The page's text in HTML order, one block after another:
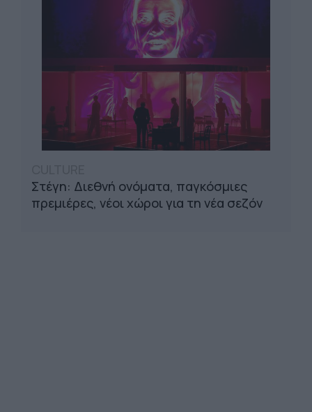
Στέγη: Διεθνή ονόματα, παγκόσμιες
πρεμιέρες, νέοι χώροι για τη νέα σεζόν